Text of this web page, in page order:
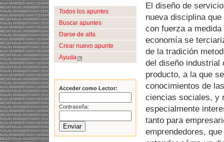
Todos los apuntes
Buscar apuntes
Darse de alta
Crear nuevo apunte
Ayuda
Acceder como Lector:
Contraseña:
El diseño de
nueva disciplina que
con fuerza a medida
economía se
de la tradición
del diseño industrial
producto, a la que
conocimientos de las
ciencias sociales, y
especialmente
tanto para
emprendedores, que